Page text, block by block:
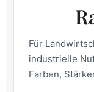
Für
industrielle
Farben,